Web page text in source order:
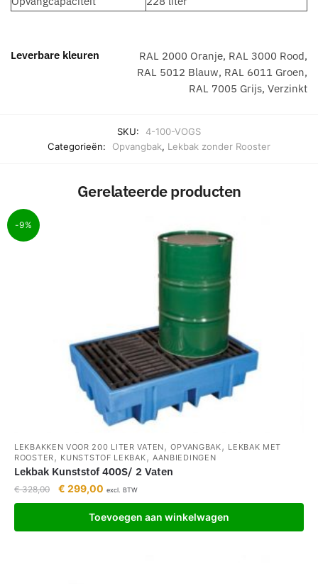
Leverbare kleuren
RAL 2000 Oranje, RAL 3000 Rood,
RAL 5012 Blauw, RAL 6011 Groen,
RAL 7005 Grijs, Verzinkt
SKU:
4-100-VOGS
Categorieën:
Opvangbak, Lekbak zonder Rooster
Gerelateerde producten
-9%
LEKBAKKEN VOOR 200 LITER VATEN,OPVANGBAK, LEKBAK MET
ROOSTER, KUNSTSTOF LEKBAK, AANBIEDINGEN
Lekbak Kunststof 400S/ 2 Vaten
€328,00 € 299,00 excl. BTW
Toevoegen aan winkelwagen